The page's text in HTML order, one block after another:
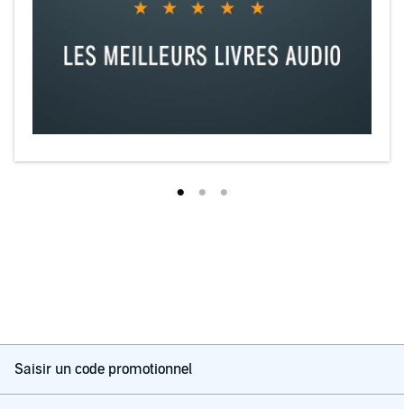
Saisir un code promotionnel